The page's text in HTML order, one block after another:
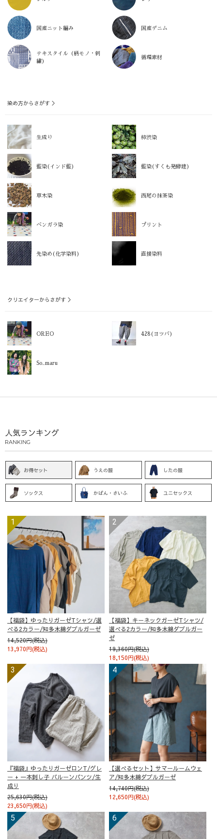
国産ニット編み 国産デニム
テキスタイル（柄モノ・刺
繍）
循環素材
染め方からさがす ＞
生成り 柿渋染
藍染(インド藍) 藍染(すくも発酵建)
草木染 西尾の抹茶染
ベンガラ染 プリント
先染め(化学染料) 直接染料
クリエイターからさがす ＞
OREO 428(ヨツバ)
So_maru
人気ランキング
RANKING
お得セット うえの服 したの服
ソックス かばん・さいふ ユニセックス
【福袋】ゆったりガーゼTシャツ/選
べる2カラー/知多木綿ダブルガーゼ
14,520円(税込)
13,970円(税込)
【福袋】キーネックガーゼTシャツ/
選べる2カラー/知多木綿ダブルガー
ゼ
19,360円(税込)
18,150円(税込)
『福袋』ゆったりガーゼロンT/グレ
ー + 一本刺し子 バルーンパンツ/生
成り
25,630円(税込)
23,650円(税込)
【選べるセット】サマールームウェ
ア/知多木綿ダブルガーゼ
14,740円(税込)
12,650円(税込)